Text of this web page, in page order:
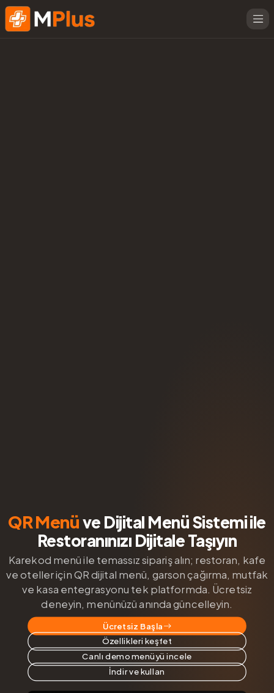
MenuPlus Ana Sayfa
QR Menüve Dijital Menü Sistemi ile
Restoranınızı Dijitale Taşıyın
Karekod menü ile temassız sipariş alın; restoran, kafe
ve oteller için QR dijital menü, garson çağırma, mutfak
ve kasa entegrasyonu tek platformda. Ücretsiz
deneyin, menünüzü anında güncelleyin.
Ücretsiz Başla
Özellikleri keşfet
Canlı demo menüyü incele
İndir ve kullan